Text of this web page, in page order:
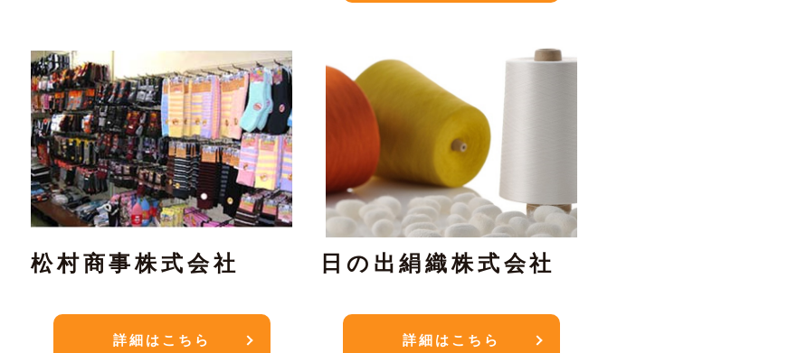
松村商事株式会社
詳細はこちら
日の出絹織株式会社
詳細はこちら